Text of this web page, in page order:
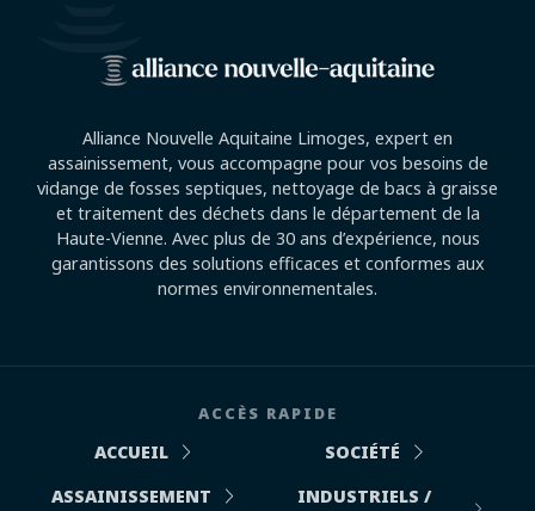
Alliance Nouvelle Aquitaine Limoges, expert en
assainissement, vous accompagne pour vos besoins de
vidange de fosses septiques, nettoyage de bacs à graisse
et traitement des déchets dans le département de la
Haute-Vienne. Avec plus de 30 ans d’expérience, nous
garantissons des solutions efficaces et conformes aux
normes environnementales.
ACCÈS RAPIDE
ACCUEIL
SOCIÉTÉ
ASSAINISSEMENT
INDUSTRIELS /